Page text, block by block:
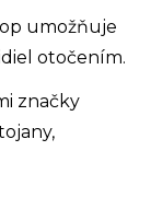
umožňuje
otočením.
značky